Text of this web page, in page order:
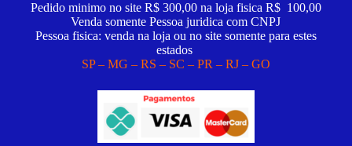
Pedido minimo no site R$ 300,00 na loja fisica R$ 100,00
Venda somente Pessoa juridica com CNPJ
Pessoa fisica: venda na loja ou no site somente para estes
estados
SP – MG – RS – SC – PR – RJ – GO